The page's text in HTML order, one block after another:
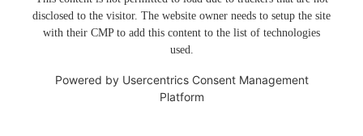
disclosed to the visitor. The website owner needs to setup the site
with their CMP to add this content to the list of technologies
used.
Powered by Usercentrics Consent Management
Platform